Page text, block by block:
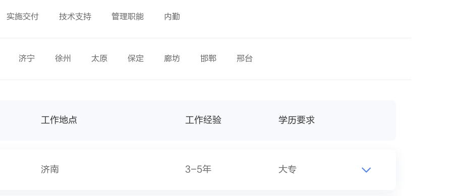
实施交付 技术支持 管理职能 内勤
济宁 徐州 太原 保定 廊坊 邯郸 邢台
工作地点 工作经验 学历要求
济南 3-5年 大专